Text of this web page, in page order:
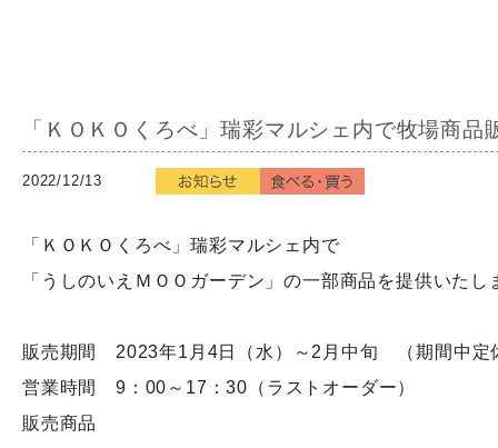
「ＫＯＫＯくろべ」瑞彩マルシェ内で牧場商
2022/12/13
「ＫＯＫＯくろべ」瑞彩マルシェ内で
「うしのいえＭＯＯガーデン」の一部商品を提供いたし
販売期間 2023年1月4日（水）～2月中旬 （期間中定
営業時間 9：00～17：30（ラストオーダー）
販売商品